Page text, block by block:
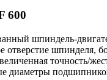
600
шпиндель-
отверстие шпинделя,
точность/
диаметры